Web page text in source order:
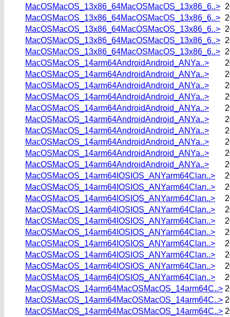
MacOSMacOS_13x86_64MacOSMacOS_13x86_6..>
MacOSMacOS_13x86_64MacOSMacOS_13x86_6..>
MacOSMacOS_13x86_64MacOSMacOS_13x86_6..>
MacOSMacOS_13x86_64MacOSMacOS_13x86_6..>
MacOSMacOS_13x86_64MacOSMacOS_13x86_6..>
MacOSMacOS_14arm64AndroidAndroid_ANYa..>
MacOSMacOS_14arm64AndroidAndroid_ANYa..>
MacOSMacOS_14arm64AndroidAndroid_ANYa..>
MacOSMacOS_14arm64AndroidAndroid_ANYa..>
MacOSMacOS_14arm64AndroidAndroid_ANYa..>
MacOSMacOS_14arm64AndroidAndroid_ANYa..>
MacOSMacOS_14arm64AndroidAndroid_ANYa..>
MacOSMacOS_14arm64AndroidAndroid_ANYa..>
MacOSMacOS_14arm64AndroidAndroid_ANYa..>
MacOSMacOS_14arm64AndroidAndroid_ANYa..>
MacOSMacOS_14arm64IOSIOS_ANYarm64Clan..>
MacOSMacOS_14arm64IOSIOS_ANYarm64Clan..>
MacOSMacOS_14arm64IOSIOS_ANYarm64Clan..>
MacOSMacOS_14arm64IOSIOS_ANYarm64Clan..>
MacOSMacOS_14arm64IOSIOS_ANYarm64Clan..>
MacOSMacOS_14arm64IOSIOS_ANYarm64Clan..>
MacOSMacOS_14arm64IOSIOS_ANYarm64Clan..>
MacOSMacOS_14arm64IOSIOS_ANYarm64Clan..>
MacOSMacOS_14arm64IOSIOS_ANYarm64Clan..>
MacOSMacOS_14arm64IOSIOS_ANYarm64Clan..>
MacOSMacOS_14arm64MacOSMacOS_14arm64C..>
MacOSMacOS_14arm64MacOSMacOS_14arm64C..>
MacOSMacOS_14arm64MacOSMacOS_14arm64C..>